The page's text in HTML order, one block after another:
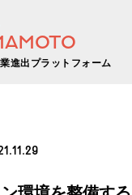
進出プラットフォーム